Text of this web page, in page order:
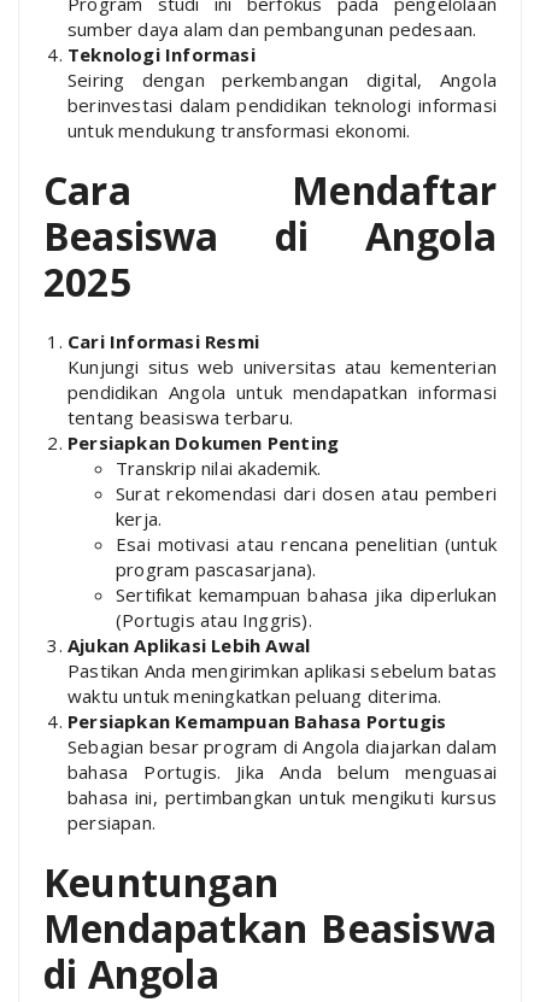
sumber daya alam dan pembangunan pedesaan.
Teknologi Informasi
Seiring dengan perkembangan digital, Angola
berinvestasi dalam pendidikan teknologi informasi
untuk mendukung transformasi ekonomi.
Cara Mendaftar
Beasiswa di Angola
2025
Cari Informasi Resmi
Kunjungi situs web universitas atau kementerian
pendidikan Angola untuk mendapatkan informasi
tentang beasiswa terbaru.
Persiapkan Dokumen Penting
Transkrip nilai akademik.
Surat rekomendasi dari dosen atau pemberi
kerja.
Esai motivasi atau rencana penelitian (untuk
program pascasarjana).
Sertifikat kemampuan bahasa jika diperlukan
(Portugis atau Inggris).
Ajukan Aplikasi Lebih Awal
Pastikan Anda mengirimkan aplikasi sebelum batas
waktu untuk meningkatkan peluang diterima.
Persiapkan Kemampuan Bahasa Portugis
Sebagian besar program di Angola diajarkan dalam
bahasa Portugis. Jika Anda belum menguasai
bahasa ini, pertimbangkan untuk mengikuti kursus
persiapan.
Keuntungan
Mendapatkan Beasiswa
di Angola